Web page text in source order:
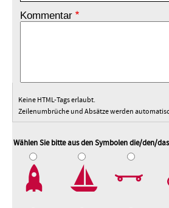
Kommentar
Keine HTML-Tags erlaubt.
Zeilenumbrüche und Absätze werden
Wählen Sie bitte aus den Symbolen die/den/